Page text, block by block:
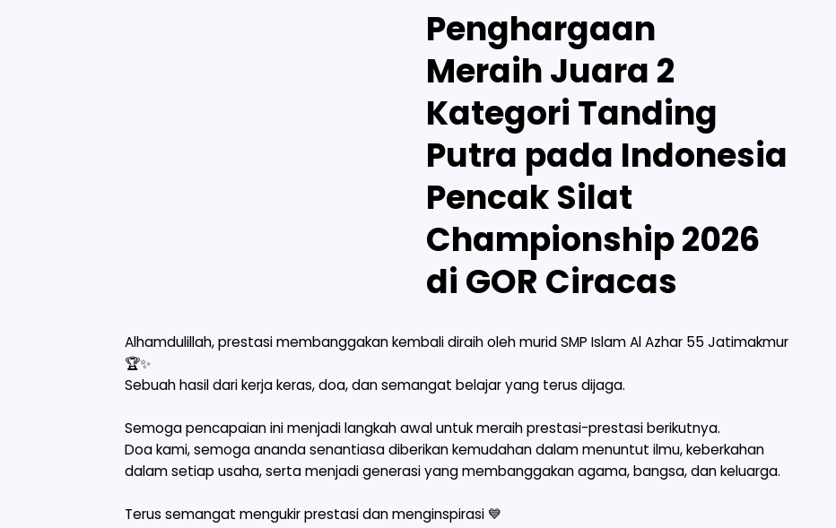
Penghargaan
Meraih Juara 2
Kategori Tanding
Putra pada Indonesia
Pencak Silat
Championship 2026
di GOR Ciracas
Alhamdulillah, prestasi membanggakan kembali diraih oleh murid SMP Islam Al Azhar 55 Jatimakmur
🏆✨
Sebuah hasil dari kerja keras, doa, dan semangat belajar yang terus dijaga.
Semoga pencapaian ini menjadi langkah awal untuk meraih prestasi-prestasi berikutnya.
Doa kami, semoga ananda senantiasa diberikan kemudahan dalam menuntut ilmu, keberkahan
dalam setiap usaha, serta menjadi generasi yang membanggakan agama, bangsa, dan keluarga.
Terus semangat mengukir prestasi dan menginspirasi 💙